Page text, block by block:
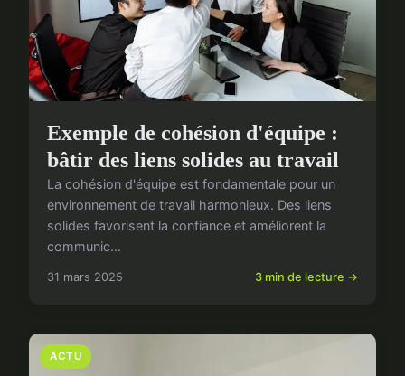
Exemple de cohésion d'équipe :
bâtir des liens solides au travail
La cohésion d'équipe est fondamentale pour un
environnement de travail harmonieux. Des liens
solides favorisent la confiance et améliorent la
communic...
31 mars 2025 3 min de lecture →
ACTU